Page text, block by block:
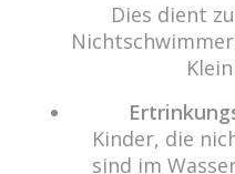
Internet:
Wir freuen uns
Haben Sie Fragen?
Dies dient
Kinder, die
sind im